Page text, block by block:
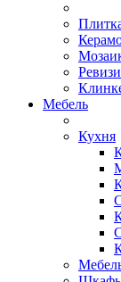
Мебель
Кухня